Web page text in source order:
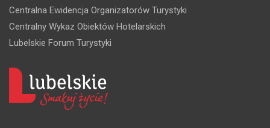
Centralna Ewidencja Organizatorów Turystyki
Centralny Wykaz Obiektów Hotelarskich
Lubelskie Forum Turystyki